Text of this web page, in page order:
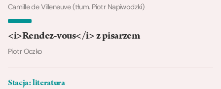
Camille de Villeneuve (tłum. Piotr Napiwodzki)
<i>Rendez-vous</i> z pisarzem
Piotr Oczko
Stacja: literatura